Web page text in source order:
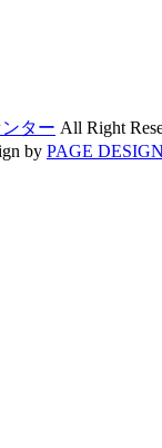
ター All Right
by PAGE